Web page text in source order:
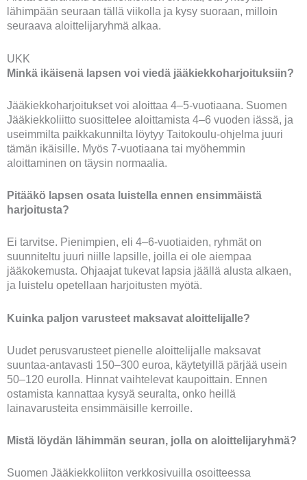
lähimpään seuraan tällä viikolla ja kysy suoraan, milloin
seuraava aloittelijaryhmä alkaa.
UKK
Minkä ikäisenä lapsen voi viedä jääkiekkoharjoituksiin?
Jääkiekkoharjoitukset voi aloittaa 4–5-vuotiaana. Suomen
Jääkiekkoliitto suosittelee aloittamista 4–6 vuoden iässä, ja
useimmilta paikkakunnilta löytyy Taitokoulu-ohjelma juuri
tämän ikäisille. Myös 7-vuotiaana tai myöhemmin
aloittaminen on täysin normaalia.
Pitääkö lapsen osata luistella ennen ensimmäistä
harjoitusta?
Ei tarvitse. Pienimpien, eli 4–6-vuotiaiden, ryhmät on
suunniteltu juuri niille lapsille, joilla ei ole aiempaa
jääkokemusta. Ohjaajat tukevat lapsia jäällä alusta alkaen,
ja luistelu opetellaan harjoitusten myötä.
Kuinka paljon varusteet maksavat aloittelijalle?
Uudet perusvarusteet pienelle aloittelijalle maksavat
suuntaa-antavasti 150–300 euroa, käytetyillä pärjää usein
50–120 eurolla. Hinnat vaihtelevat kaupoittain. Ennen
ostamista kannattaa kysyä seuralta, onko heillä
lainavarusteita ensimmäisille kerroille.
Mistä löydän lähimmän seuran, jolla on aloittelijaryhmä?
Suomen Jääkiekkoliiton verkkosivuilla osoitteessa